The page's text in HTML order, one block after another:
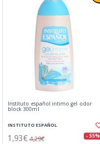
Instituto español intimo gel odor
block 300ml
INSTITUTO ESPAÑOL
1,93€ 4,29€ - 55%